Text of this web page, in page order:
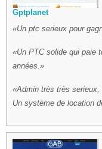
Gptplanet
Un ptc serieux pour
Un PTC solide qui paie
années.
Admin très très serieux,
Un système de location